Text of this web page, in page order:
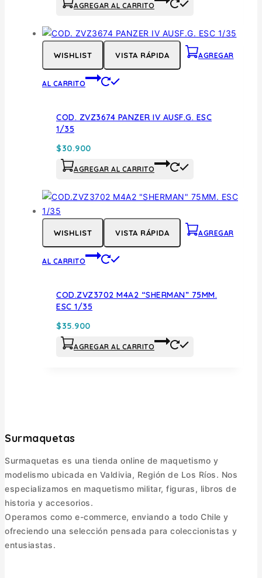
AGREGAR AL CARRITO
WISHLIST VISTA RÁPIDA AGREGAR
AL CARRITO
COD. ZVZ3674 PANZER IV AUSF.G. ESC
1/35
$30.900
AGREGAR AL CARRITO
WISHLIST VISTA RÁPIDA AGREGAR
AL CARRITO
COD.ZVZ3702 M4A2 “SHERMAN” 75MM.
ESC 1/35
$35.900
AGREGAR AL CARRITO
Surmaquetas
Surmaquetas es una tienda online de maquetismo y
modelismo ubicada en Valdivia, Región de Los Ríos. Nos
especializamos en maquetismo militar, figuras, libros de
historia y accesorios.
Operamos como e-commerce, enviando a todo Chile y
ofreciendo una selección pensada para coleccionistas y
entusiastas.